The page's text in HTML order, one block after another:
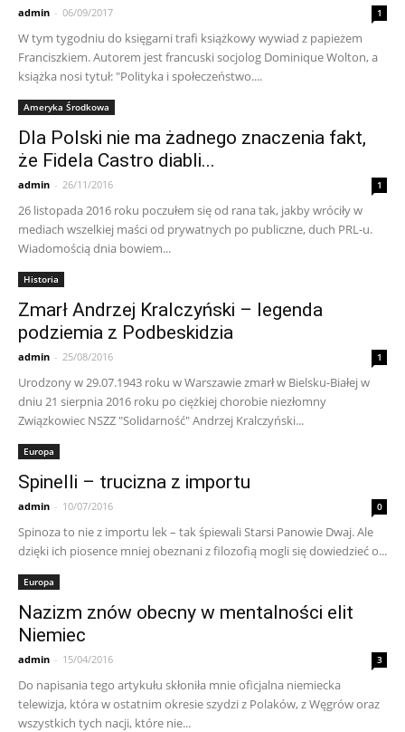
admin - 06/09/2017 1
W tym tygodniu do księgarni trafi książkowy wywiad z papieżem
Franciszkiem. Autorem jest francuski socjolog Dominique Wolton, a
książka nosi tytuł: "Polityka i społeczeństwo....
Ameryka Środkowa
Dla Polski nie ma żadnego znaczenia fakt,
że Fidela Castro diabli...
admin - 26/11/2016 1
26 listopada 2016 roku poczułem się od rana tak, jakby wróciły w
mediach wszelkiej maści od prywatnych po publiczne, duch PRL-u.
Wiadomością dnia bowiem...
Historia
Zmarł Andrzej Kralczyński – legenda
podziemia z Podbeskidzia
admin - 25/08/2016 1
Urodzony w 29.07.1943 roku w Warszawie zmarł w Bielsku-Białej w
dniu 21 sierpnia 2016 roku po ciężkiej chorobie niezłomny
Związkowiec NSZZ "Solidarność" Andrzej Kralczyński...
Europa
Spinelli – trucizna z importu
admin - 10/07/2016 0
Spinoza to nie z importu lek – tak śpiewali Starsi Panowie Dwaj. Ale
dzięki ich piosence mniej obeznani z filozofią mogli się dowiedzieć o...
Europa
Nazizm znów obecny w mentalności elit
Niemiec
admin - 15/04/2016 3
Do napisania tego artykułu skłoniła mnie oficjalna niemiecka
telewizja, która w ostatnim okresie szydzi z Polaków, z Węgrów oraz
wszystkich tych nacji, które nie...